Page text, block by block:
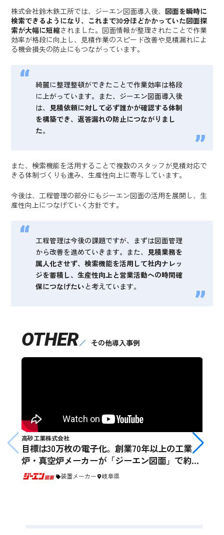
株式会社鈴木鉄工所では、ジーエン図面導入後、 図面を瞬時に
検索できるようになり、これまで30分ほどかかっていた図面探
索が大幅に短縮されました。図面情報が整理されたことで作業
効率が格段に向上し、見積作業のスピード改善や見積漏れによ
る機会損失の防止にもつながっています。
綺麗に整理整頓ができたことで作業効率は格段
に上がっています。また、ジーエン図面導入後
は、
見積依頼に対して必ず誰かが確認する体制
を構築でき、返答漏れの防止につながりまし
た。
また、検索機能を活用することで複数のスタッフが見積対応で
きる体制づくりも進み、生産性向上に寄与しています。
今後は、工程管理の部分にもジーエン図面の活用を展開し、生
産性向上につなげていく方針です。
工程管理は今後の課題ですが、まずは図面管理
から改善を進めていきます。また、 見積業務を
属人化させず、検索機能を活用して社内ナレッ
ジを蓄積し、生産性向上と営業活動への時間確
保につなげたいと考えています。
OTHER その他導入事例
高砂工業株式会社
目標は30万枚の電子化。創業70年以上の工業
炉・真空炉メーカーが「ジーエン図面」で約
150分/日の図面探しを効率化
装置メーカー 岐阜県